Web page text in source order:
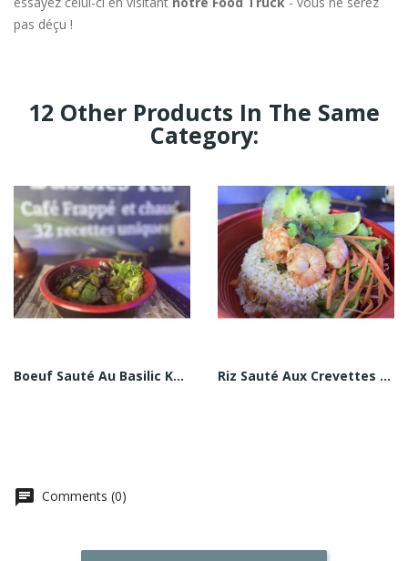
pas déçu !
12 Other Products In The Same
Category:
Boeuf Sauté Au Basilic Kapao (Pad Kra Pao Neua) Riz Sauté Aux Crevettes (Khao Pad Koong)
Comments (0)